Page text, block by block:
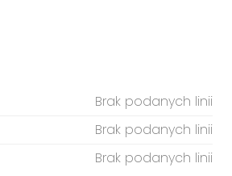
Brak podanych linii
Brak podanych linii
Brak podanych linii